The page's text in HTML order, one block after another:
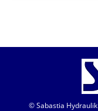
© Sabastia